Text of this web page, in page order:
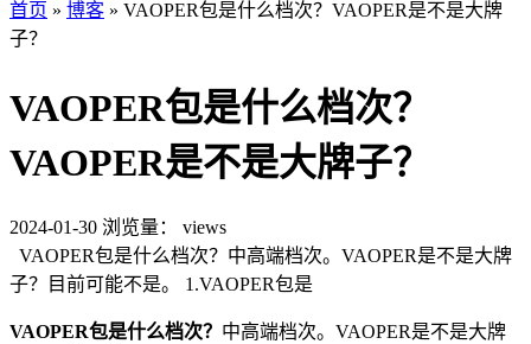
首页 » 博客 » VAOPER包是什么档次？VAOPER是不是大牌
子？
VAOPER包是什么档次？
VAOPER是不是大牌子？
2024-01-30 浏览量：
views
VAOPER包是什么档次？中高端档次。VAOPER是不是大牌
子？目前可能不是。 1.VAOPER包是
VAOPER包是什么档次？ 中高端档次。VAOPER是不是大牌